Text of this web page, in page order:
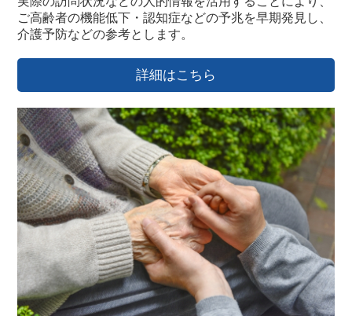
ご高齢者の機能低下・認知症などの予兆を早期発見し、
介護予防などの参考とします。
詳細はこちら